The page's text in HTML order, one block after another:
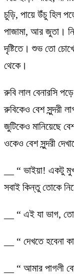
চুড়ি, পায়ে উঁচু হিল
পাজামা, আর জুতা।
দৃষ্টিতে। শুভ তো
থেকে।
রুবি লাল বেনারসি
রুবিকেও বেশ সুন্দরী
জুটিকেও মানিয়েছে
ওকেও বেশ সুন্দরী
__ “ ভাইয়া! একটু
সবাই কিন্তু তোকে
__ “ এই যা ভাগ,
__ “ দেখতে হবেনা
__ “ আমার পাগলী